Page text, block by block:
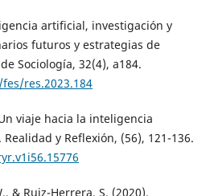
artificial, investigación y
futuros y estrategias de
Sociología, 32(4), a184.
res.2023.184
viaje hacia la inteligencia
y Reflexión, (56), 121-136.
& Ruiz-Herrera, S. (2020).